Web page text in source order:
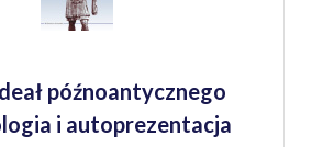
późnoantycznego
i autoprezentacja